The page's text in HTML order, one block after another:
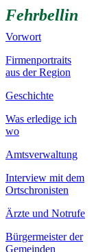
Fehrbellin
Vorwort
Firmenportraits
aus der Region
Geschichte
Was erledige ich
wo
Amtsverwaltung
Interview mit dem
Ortschronisten
Ärzte und Notrufe
Bürgermeister der
Gemeinden